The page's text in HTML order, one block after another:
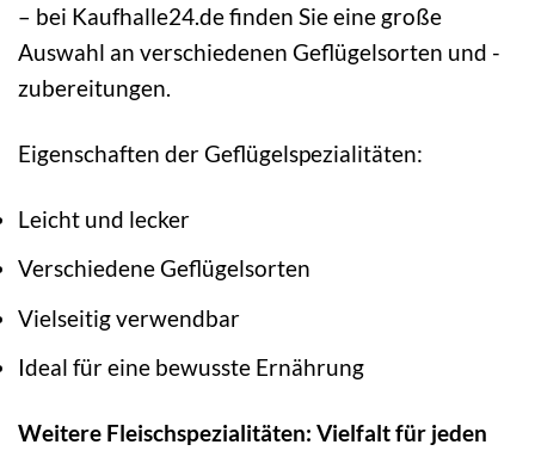
– bei Kaufhalle24.de finden Sie eine große
Auswahl an verschiedenen Geflügelsorten und -
zubereitungen.
Eigenschaften der Geflügelspezialitäten:
Leicht und lecker
Verschiedene Geflügelsorten
Vielseitig verwendbar
Ideal für eine bewusste Ernährung
Weitere Fleischspezialitäten: Vielfalt für jeden